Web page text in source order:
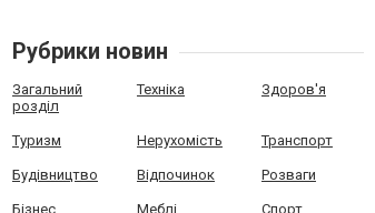
Рубрики новин
Загальний
розділ
Техніка Здоров'я
Туризм Нерухомість Транспорт
Будівництво Відпочинок Розваги
Бізнес Меблі Спорт